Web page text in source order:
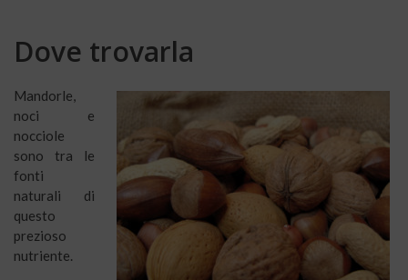
Dove trovarla
Mandorle,
noci e
nocciole
sono tra le
fonti
naturali di
questo
prezioso
nutriente.